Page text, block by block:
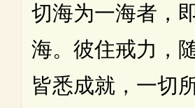
切海为一海者，
海。彼住戒力，
皆悉成就，一切